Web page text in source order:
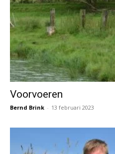
Voorvoeren
Bernd Brink - 13 februari 2023